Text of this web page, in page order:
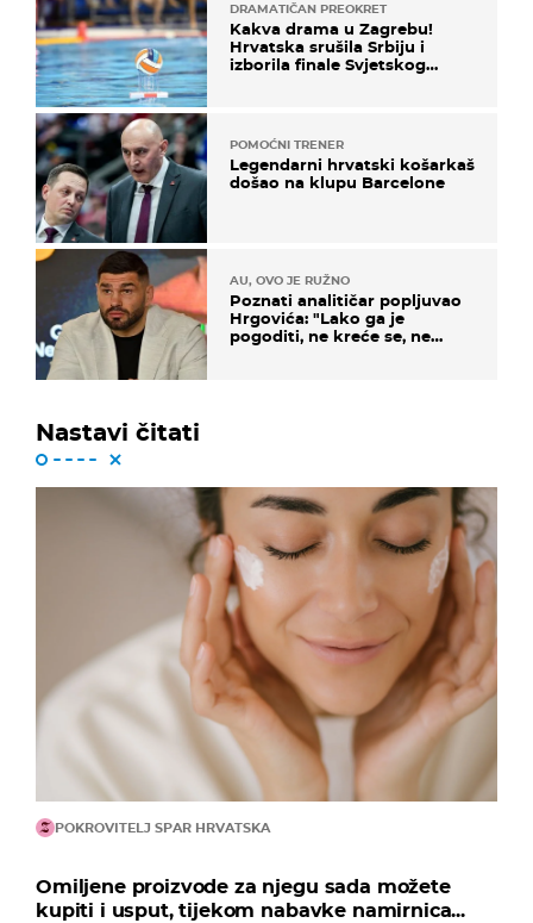
DRAMATIČAN PREOKRET
Kakva drama u Zagrebu!
Hrvatska srušila Srbiju i
izborila finale Svjetskog
POMOĆNI TRENER
Legendarni hrvatski košarkaš
došao na klupu Barcelone
AU, OVO JE RUŽNO
Poznati analitičar popljuvao
Hrgovića: "Lako ga je
pogoditi, ne kreće se, ne
Nastavi čitati
POKROVITELJ SPAR HRVATSKA
Omiljene proizvode za njegu sada možete
kupiti i usput, tijekom nabavke namirnica...